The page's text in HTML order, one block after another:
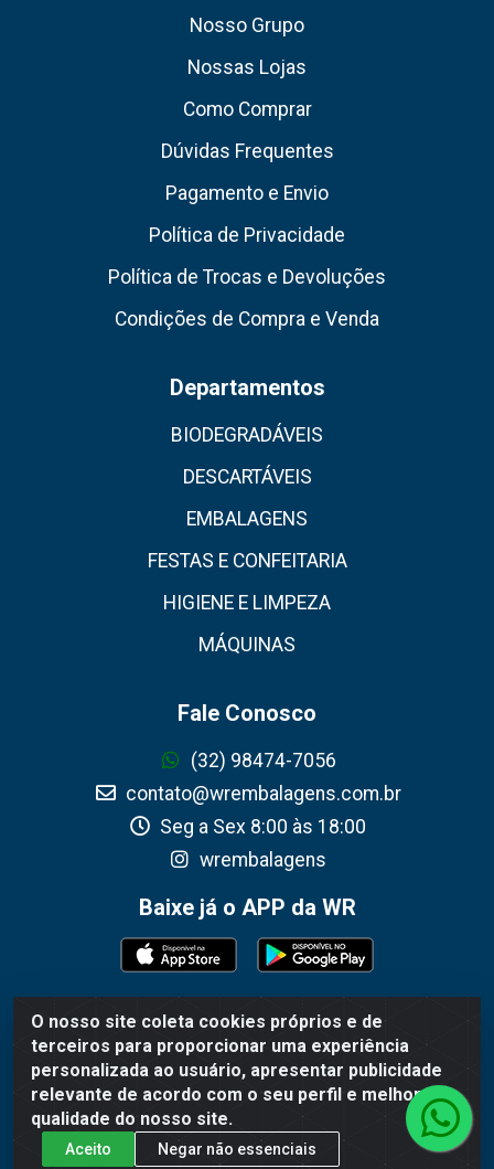
O nosso site coleta cookies próprios e de
terceiros para proporcionar uma experiência
personalizada ao usuário, apresentar publicidade
relevante de acordo com o seu perfil e melhorar a
qualidade do nosso site.
Aceito Negar não essenciais
Nosso Grupo
Nossas Lojas
Como Comprar
Dúvidas Frequentes
Pagamento e Envio
Política de Privacidade
Política de Trocas e Devoluções
Condições de Compra e Venda
Departamentos
BIODEGRADÁVEIS
DESCARTÁVEIS
EMBALAGENS
FESTAS E CONFEITARIA
HIGIENE E LIMPEZA
MÁQUINAS
Fale Conosco
(32) 98474-7056
contato@wrembalagens.com.br
Seg a Sex 8:00 às 18:00
wrembalagens
Baixe já o APP da WR
WR Embalagens - R. Cel. Teodoro Gomes de Araújo, 1360 -
Grogotó - Barbacena / MG - CEP 36202-628 - CNPJ
02.692.206/0001-55